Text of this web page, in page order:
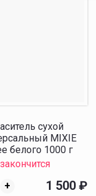
сухой
MIXIE
белого 1000 г
+ 1 500 ₽